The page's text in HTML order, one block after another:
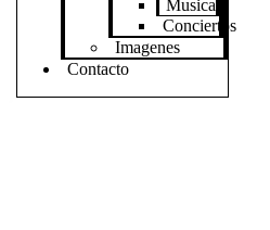
Musica
Conciertos
Imagenes
Contacto